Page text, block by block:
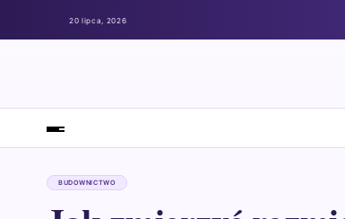
20 lipca, 2026
BUDOWNICTWO